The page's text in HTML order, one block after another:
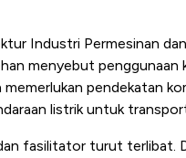
Industri Permesinan
menyebut
pendekatan
listrik untuk
fasilitator turut terlibat.